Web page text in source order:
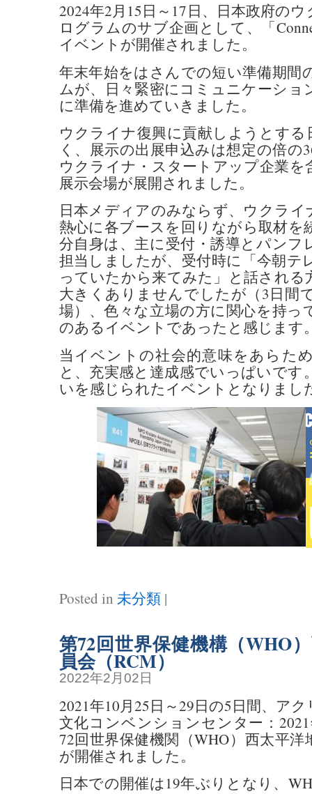
2024年2月15日～17日、日本政府の
ログラムのサブ企画として、「
イベントが開催されました。
年末年始をはさんでの短い準備期間
ムが、日々緊密にコミュニケーショ
に準備を進めていきました。
ウクライナ復興に貢献しようとする
く、展示の出展申込みは想定の倍の
ウクライナ・スタートアップ企業を
展示会場が展開されました。
日本メディアのみならず、ウクライ
熱心に各ブースを回りながら取材を
分自身は、主に受付・誘導とパンフ
担当しましたが、受付時に「今朝テ
っていたから来てみた」と話される
大きくありませんでしたが（3日間
場）、色々な立場の方に関心を持っ
のあるイベントであったと感じます
当イベントの社会的意味をあらた
と、充実感と達成感でいっぱいです
いを感じられたイベントとなりまし
Posted in 未分類|
第72回世界保健機構（WHO
員会（RCM）
2022年2月02日
2021年10月25日～29日の5日間、ア
文化コンベンションセンター：
72回世界保健機関（WHO）西太平洋
が開催されました。
日本での開催は19年ぶりとなり、